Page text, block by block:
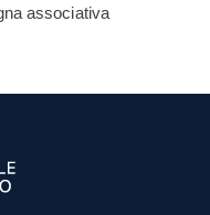
associativa